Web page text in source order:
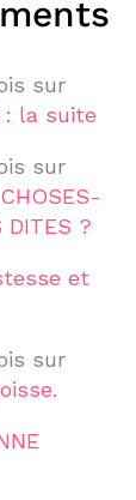
sur
: la suite
sur
DITES ?
et
sur